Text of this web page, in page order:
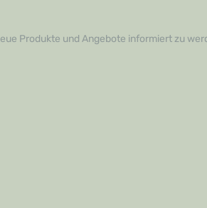
Produkte und Angebote informiert zu